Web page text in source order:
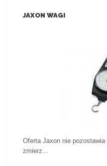
JAXON WAGI
Oferta Jaxon nie
zmierz...